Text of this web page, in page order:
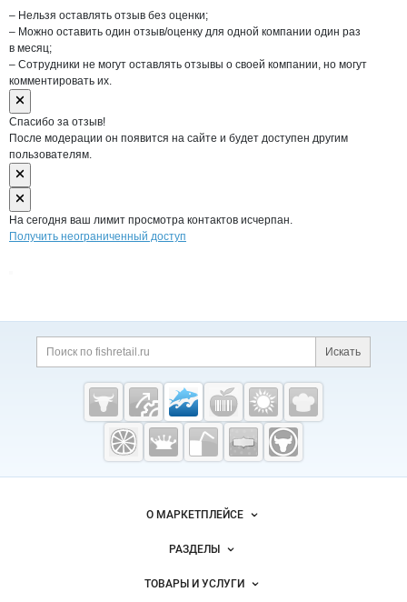
– Нельзя оставлять отзыв без оценки;
– Можно оставить один отзыв/оценку для одной компании один раз
в месяц;
– Сотрудники не могут оставлять отзывы о своей компании, но могут
комментировать их.
Спасибо за отзыв!
После модерации он появится на сайте и будет доступен другим
пользователям.
На сегодня ваш лимит просмотра контактов исчерпан.
Получить неограниченный доступ
Дополнительная информация
Поиск по сайту и
Искать
Cсылки на полезные проекты
Fishretail.ru —
рыба,
морепродукты
Важные разделы и контакты
Навигация по сайтуО МАРКЕТПЛЕЙСЕ
Новости Fishretail.ru
Размещение рекламы
РАЗДЕЛЫ
Объявления
ТОВАРЫ И УСЛУГИ